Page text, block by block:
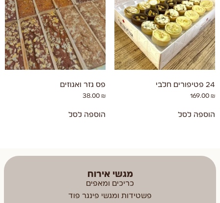
24 פטיפורים חלבי
169.00 ₪
הוספה לסל
פס גזר ואגוזים
38.00₪
הוספה לסל
מגשי אירוח
כריכים ומאפים
פשטידות ומגשי פינגר פוד